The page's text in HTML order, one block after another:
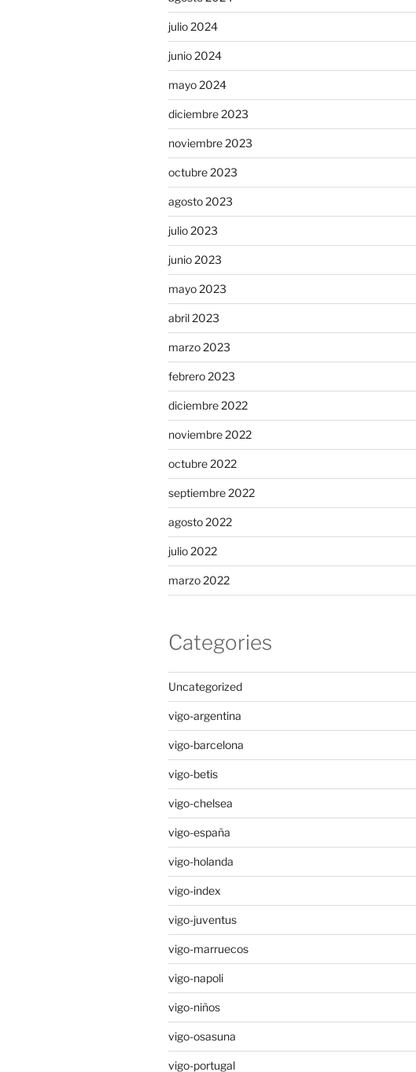
julio 2024
junio 2024
mayo 2024
diciembre 2023
noviembre 2023
octubre 2023
agosto 2023
julio 2023
junio 2023
mayo 2023
abril 2023
marzo 2023
febrero 2023
diciembre 2022
noviembre 2022
octubre 2022
septiembre 2022
agosto 2022
julio 2022
marzo 2022
Categories
Uncategorized
vigo-argentina
vigo-barcelona
vigo-betis
vigo-chelsea
vigo-españa
vigo-holanda
vigo-index
vigo-juventus
vigo-marruecos
vigo-napoli
vigo-niños
vigo-osasuna
vigo-portugal